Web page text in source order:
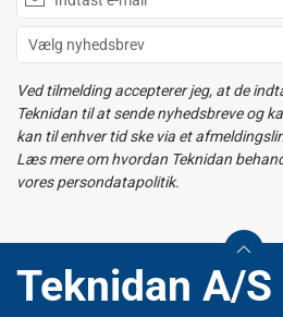
Ved tilmelding accepterer jeg, at de
Teknidan til at sende nyhedsbreve og
kan til enhver tid ske via et
Læs mere om hvordan Teknidan
vores persondatapolitik.
Teknidan A/S